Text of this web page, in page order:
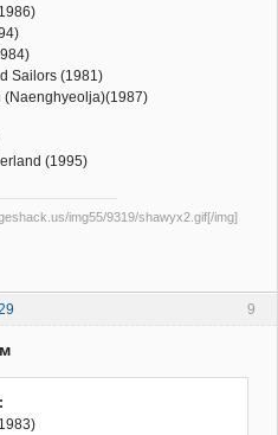
Sailors (1981)
(1995)
img55/9319/shawyx2.gif[/img]
9